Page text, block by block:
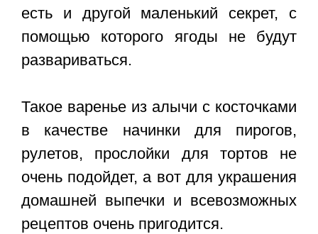
есть и другой маленький секрет, с
помощью которого ягоды не будут
развариваться.
Такое варенье из алычи с косточками
в качестве начинки для пирогов,
рулетов, прослойки для тортов не
очень подойдет, а вот для украшения
домашней выпечки и всевозможных
рецептов очень пригодится.